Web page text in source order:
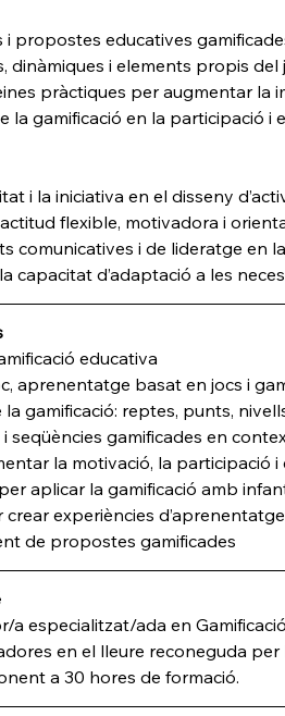
i propostes educatives
dinàmiques i elements propis
pràctiques per augmentar la
la gamificació en la participació i
i la iniciativa en el disseny
flexible, motivadora i
comunicatives i de lideratge en
capacitat d’adaptació a les
educativa
aprenentatge basat en jocs i
la gamificació: reptes, punts,
i seqüències gamificades en
la motivació, la participació
aplicar la gamificació amb
crear experiències
de propostes gamificades
a especialitzat/ada en
en el lleure reconeguda
a 30 hores de formació.